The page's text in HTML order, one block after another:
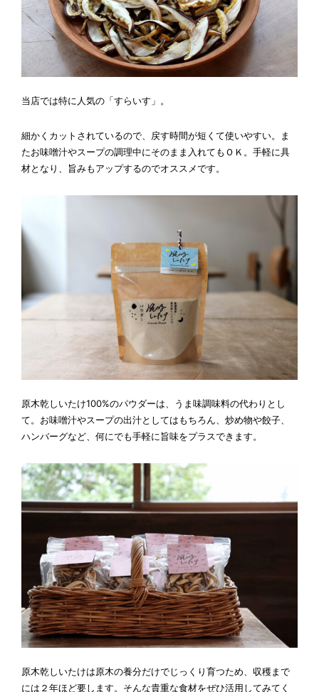
当店では特に人気の「すらいす」。
細かくカットされているので、戻す時間が短くて使いやすい。ま
たお味噌汁やスープの調理中にそのまま入れてもＯＫ。手軽に具
材となり、旨みもアップするのでオススメです。
原木乾しいたけ100%のパウダーは、うま味調味料の代わりとし
て。お味噌汁やスープの出汁としてはもちろん、炒め物や餃子、
ハンバーグなど、何にでも手軽に旨味をプラスできます。
原木乾しいたけは原木の養分だけでじっくり育つため、収穫まで
には２年ほど要します。そんな貴重な食材をぜひ活用してみてく